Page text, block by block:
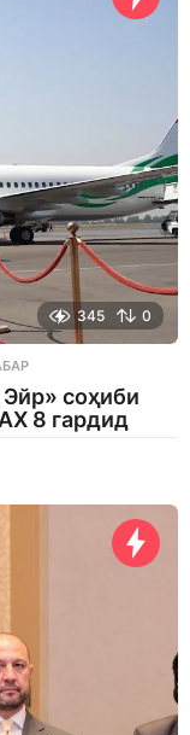
345 0
соҳиби
8 гардид